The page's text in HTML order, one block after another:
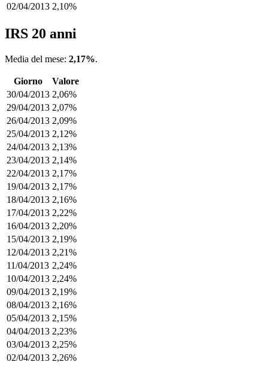
02/04/2013 2,10%
IRS 20 anni
Media del mese: 2,17%.
Giorno
Valore
30/04/2013 2,06%
29/04/2013 2,07%
26/04/2013 2,09%
25/04/2013 2,12%
24/04/2013 2,13%
23/04/2013 2,14%
22/04/2013 2,17%
19/04/2013 2,17%
18/04/2013 2,16%
17/04/2013 2,22%
16/04/2013 2,20%
15/04/2013 2,19%
12/04/2013 2,21%
11/04/2013 2,24%
10/04/2013 2,24%
09/04/2013 2,19%
08/04/2013 2,16%
05/04/2013 2,15%
04/04/2013 2,23%
03/04/2013 2,25%
02/04/2013 2,26%